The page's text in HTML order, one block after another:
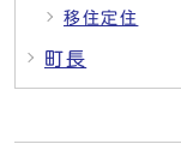
移住定住
町長